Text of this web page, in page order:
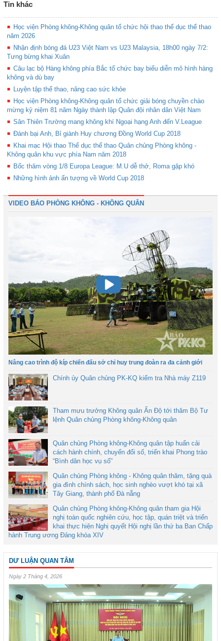
Tin khác
Học viện Phòng không-Không quân tổ chức hội thao thể dục thể thao
năm 2026
Nhận định bóng đá U23 Việt Nam vs U23 Malaysia, 18h00 ngày 7/2:
Tưng bừng khai Xuân
Câu lạc bộ Hàng không phía Bắc tổ chức bay biểu diễn mô hình hàng
không và dù bay
Luyện tập thể thao, nâng cao sức khỏe
Học viện Phòng không-Không quân tổ chức giải bóng chuyền chào
mừng kỷ niệm 81 năm Ngày thành lập Quân đội nhân dân Việt Nam
Sân Thiên Trường mang không khí Ngoại hạng Anh đến V.League
Đánh bại Anh, Bỉ giành Huy chương Đồng World Cup 2018
Khai mạc Hội thao Thể dục thể thao Quân chủng Phòng không -
Không quân khu vực phía Nam năm 2018
Bốc thăm vòng 1/8 Europa League: M.U dễ thở, Roma gặp khó
Những hình ảnh ấn tượng về World Cup 2018
VIDEO BÁO PHÒNG KHÔNG - KHÔNG QUÂN
Nâng cao trình độ kíp chiến đấu sở chỉ huy trung đoàn ra đa cảnh giới
Chính ủy Quân chủng PK-KQ kiểm tra Nhà máy Z119
Tham mưu trưởng Không quân Ấn Độ tới thăm Bộ Tư
lệnh Quân chủng Phòng không-Không quân
Quân chủng Phòng không-Không quân tập huấn cải
cách hành chính, chuyển đổi số, triển khai Phong trào
“Bình dân học vụ số”
Quân chủng Phòng không - Không quân thăm, tặng quà
gia đình chính sách, học sinh nghèo vượt khó tại xã
Tây Giang, thành phố Đà nẵng
Quân chủng Phòng không-Không quân tham gia Hội
nghị toàn quốc nghiên cứu, học tập, quán triệt và triển
khai thực hiện Nghị quyết Hội nghị lần thứ ba Ban Chấp
hành Trung ương Đảng khóa XIV
DƯ LUẬN QUAN TÂM
Ngày 2 Tháng 4, 2026